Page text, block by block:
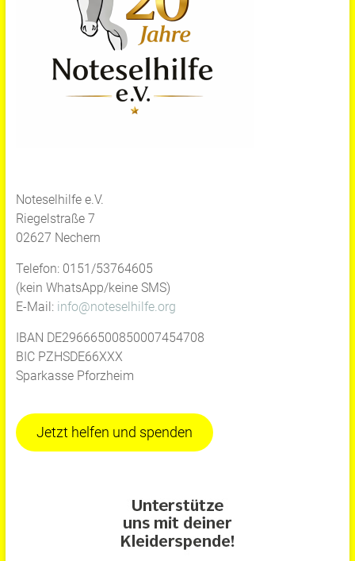
Noteselhilfe e.V.
Riegelstraße 7
02627 Nechern
Telefon: 0151/53764605
(kein WhatsApp/keine SMS)
E-Mail: info@noteselhilfe.org
IBAN DE29666500850007454708
BIC PZHSDE66XXX
Sparkasse Pforzheim
Jetzt helfen und spenden